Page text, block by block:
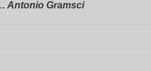
Antonio Gramsci